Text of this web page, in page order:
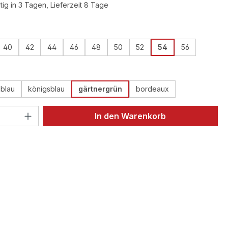
in 3 Tagen, Lieferzeit 8 Tage
40 42 44 46 48 50 52 54 56
königsblau gärtnergrün bordeaux
Gib den gewünschten Wert
In den Warenkorb